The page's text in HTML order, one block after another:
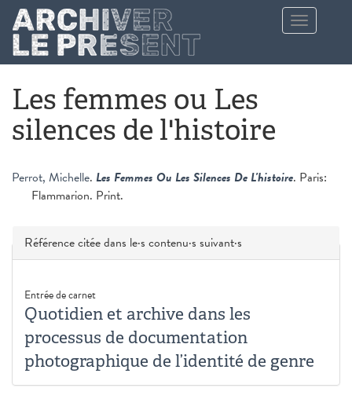
Aller au contenu principal
Toggle
navigation
Les femmes ou Les
silences de l'histoire
Perrot, Michelle. Les Femmes Ou Les Silences De L'histoire. Paris:
Flammarion. Print.
Masquer
Référence citée dans le·s contenu·s suivant·s
Entrée de carnet
Quotidien et archive dans les
processus de documentation
photographique de l’identité de genre